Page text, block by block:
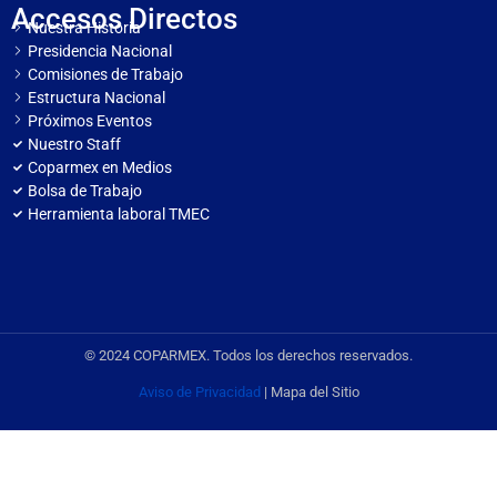
Accesos Directos
Nuestra Historia
Presidencia Nacional
Comisiones de Trabajo
Estructura Nacional
Próximos Eventos
Nuestro Staff
Coparmex en Medios
Bolsa de Trabajo
Herramienta laboral TMEC
© 2024 COPARMEX. Todos los derechos reservados.
Aviso de Privacidad | Mapa del Sitio